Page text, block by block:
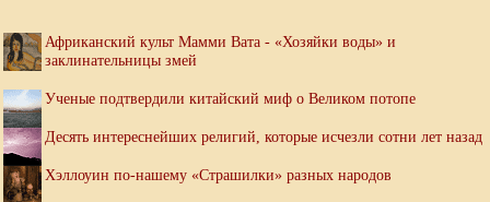
Африканский культ Мамми Вата - «Хозяйки воды» и
заклинательницы змей
Ученые подтвердили китайский миф о Великом потопе
Десять интереснейших религий, которые исчезли сотни лет назад
Хэллоуин по-нашему «Страшилки» разных народов